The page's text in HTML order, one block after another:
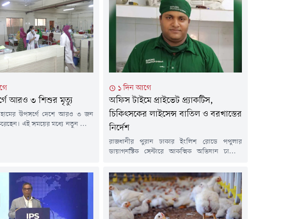
আরও ৩ শিশুর মৃত্যু
উপসর্গে দেশে আরও ৩ জন
এই সময়ের মধ্যে নতুন রোগী
১ দিন আগে
অফিস টাইমে প্রাইভেট প্র্যাকটিস,
চিকিৎসকের লাইসেন্স বাতিল ও বরখাস্তের
নির্দেশ
রাজধানীর পুরান ঢাকার ইংলিশ রোডে পপুলার
ডায়াগনস্টিক সেন্টারে আকস্মিক অভিযান চালিয়ে
অভিযোগে নরসিংদীর বেলাব উপজেলা স্বাস্থ্য
কমপ্লেক্সের চিকিৎসক ডা. মইনুল হাসান চিশতীকে
হাতেনাতে শনাক্ত করেছেন স্বাস্থ্যমন্ত্রী সরদার মো.
সাখাওয়াত হোসেন। এ ঘটনায় ওই চিকিৎসকের
নিবন্ধন বাতিল এবং সরকারি চাকরি থেকে বরখাস্তের